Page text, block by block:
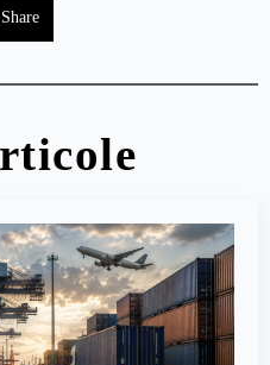
Share